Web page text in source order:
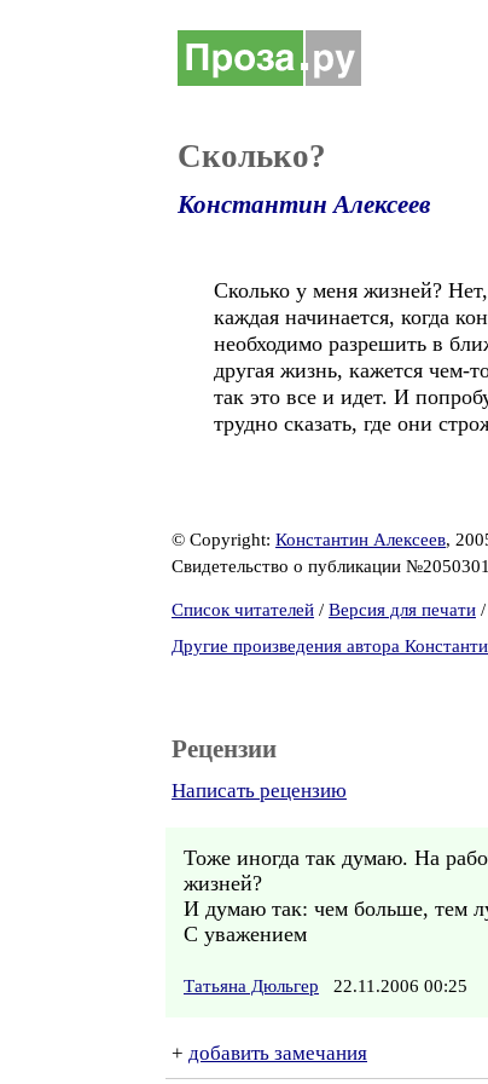
Сколько?
Константин Алексеев
Сколько у меня жизней?
каждая начинается, когда
необходимо разрешить в
другая жизнь, кажется
так это все и идет. И
трудно сказать, где они
© Copyright: Константин Алексеев,
Свидетельство о публикации
Список читателей / Версия для печати /
Другие произведения автора
Рецензии
Написать рецензию
Тоже иногда так думаю. На
жизней?
И думаю так: чем больше, тем
С уважением
Татьяна Дюльгер 22.11.2006 00:25
+ добавить замечания